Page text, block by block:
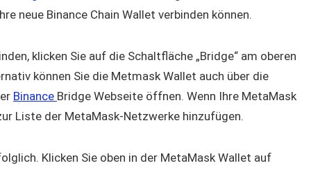
neue Binance Chain Wallet verbinden können.
klicken Sie auf die Schaltfläche „Bridge“ am oberen
können Sie die Metmask Wallet auch über die
Binance Bridge Webseite öffnen. Wenn Ihre MetaMask
Liste der MetaMask-Netzwerke hinzufügen.
Klicken Sie oben in der MetaMask Wallet auf